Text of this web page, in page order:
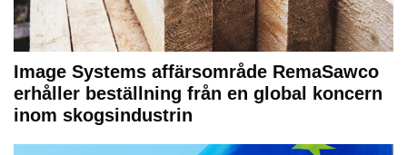
Image Systems affärsområde RemaSawco
erhåller beställning från en global koncern
inom skogsindustrin